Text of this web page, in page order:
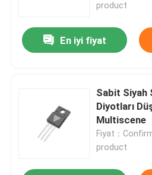
product
En iyi fiyat
Sabit Siyah
Diyotları
Multiscene
Fiyat：
product